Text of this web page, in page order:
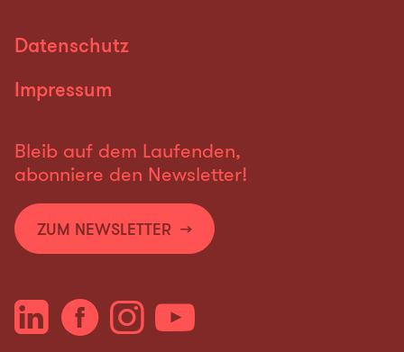
Datenschutz
Impressum
Bleib auf dem Laufenden,
abonniere den Newsletter!
ZUM NEWSLETTER